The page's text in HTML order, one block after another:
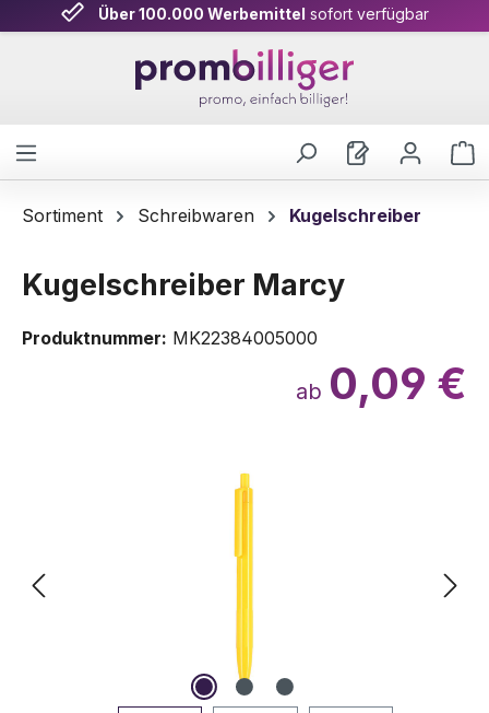
Zum Hauptinhalt springen
Über 100.000 Werbemittel sofort verfügbar
Sortiment Schreibwaren Kugelschreiber
Kugelschreiber Marcy
Produktnummer: MK22384005000
ab 0,09 €